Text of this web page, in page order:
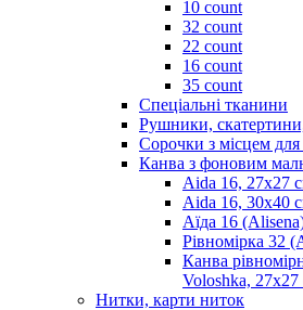
10 count
32 count
22 count
16 count
35 count
Спеціальні тканини
Рушники,
Сорочки з місцем
Канва з фоновим
Aida 16, 27х27
Aida 16, 30х40
Аїда 16
Рівномірка 32
Канва
Voloshka, 27х27
Нитки, карти ниток